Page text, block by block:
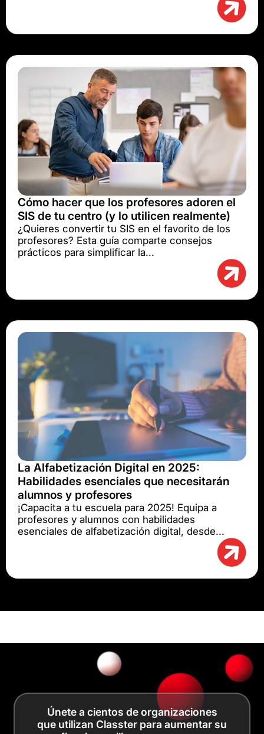
Cómo hacer que los profesores adoren el
SIS de tu centro (y lo utilicen realmente)
¿Quieres convertir tu SIS en el favorito de los
profesores? Esta guía comparte consejos
prácticos para simplificar la...
La Alfabetización Digital en 2025:
Habilidades esenciales que necesitarán
alumnos y profesores
¡Capacita a tu escuela para 2025! Equipa a
profesores y alumnos con habilidades
esenciales de alfabetización digital, desde...
Únete a cientos de organizaciones
que utilizan Classter para aumentar su